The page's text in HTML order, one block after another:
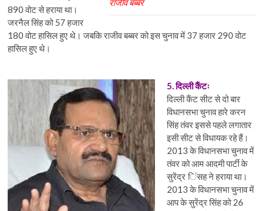
राजीव बब्बर
890 वोट से हराया था।
जरनैल सिंह को 57 हजार
180 वोट हासिल हुए थे। जबकि राजीव बब्बर को इस चुनाव में 37 हजार 290 वोट
हासिल हुए थे।
5. दिल्ली कैंटः
दिल्ली कैंट सीट से दो बार
विधानसभा चुनाव हारे करन
सिंह तंवर इससे पहले लगातार
इसी सीट से विधायक रहे हैं।
2013 के विधानसभा चुनाव में
तंवर को आम आदमी पार्टी के
सुरेंद्र िंसह ने हराया था।
2013 के विधानसभा चुनाव में
आप के सुरेंद्र सिंह को 26